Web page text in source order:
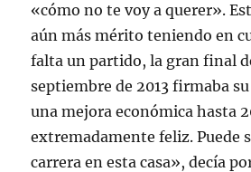
«cómo no te voy a querer».
aún más mérito teniendo en
falta un partido, la gran final
septiembre de 2013 firmaba
una mejora económica hasta
extremadamente feliz. Puede
carrera en esta casa», decía